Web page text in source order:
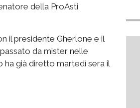
della ProAsti
il presidente Gherlone e il
da mister nelle
ha già diretto martedì sera il